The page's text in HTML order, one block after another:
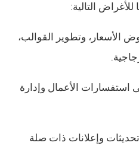
التالية:
الأسعار، وتطوير القوالب،
استفسارات الأعمال وإدارة
وإعلانات ذات صلة